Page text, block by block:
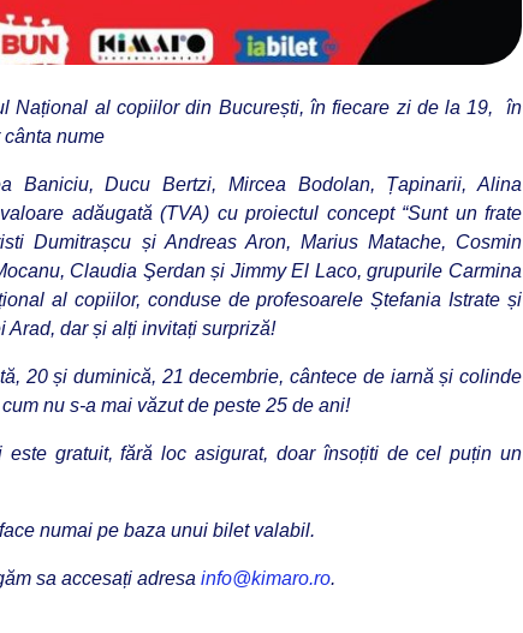
Național al copiilor din București, în fiecare zi de la 19, în
nume
Baniciu, Ducu Bertzi, Mircea Bodolan, Țapinarii, Alina
adăugată (TVA) cu proiectul concept “Sunt un frate
Dumitrașcu și Andreas Aron, Marius Matache, Cosmin
Claudia Şerdan și Jimmy El Laco, grupurile Carmina
al copiilor, conduse de profesoarele Ștefania Istrate și
Arad, dar și alți invitați surpriză!
20 și duminică, 21 decembrie, cântece de iarnă și colinde
nu s-a mai văzut de peste 25 de ani!
gratuit, fără loc asigurat, doar însoțiti de cel puțin un
numai pe baza unui bilet valabil.
sa accesați adresa info@kimaro.ro.